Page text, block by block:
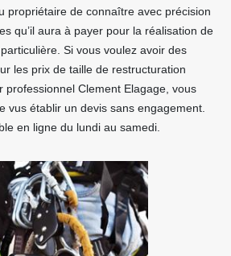
propriétaire de connaître avec précision
qu’il aura à payer pour la réalisation de
Si vous voulez avoir des
les prix de taille de restructuration
professionnel Clement Elagage, vous
vus établir un devis sans engagement.
en ligne du lundi au samedi.